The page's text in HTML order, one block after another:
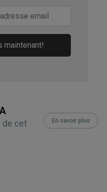
maintenant!
de cet
En savoir plus